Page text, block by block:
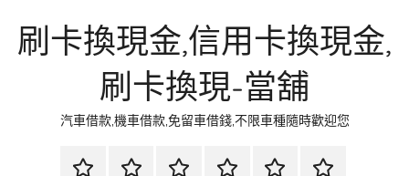
刷卡換現金,信用卡換現金,
刷卡換現-當舖
汽車借款,機車借款,免留車借錢,不限車種隨時歡迎您
首
當
網
流
環
聯